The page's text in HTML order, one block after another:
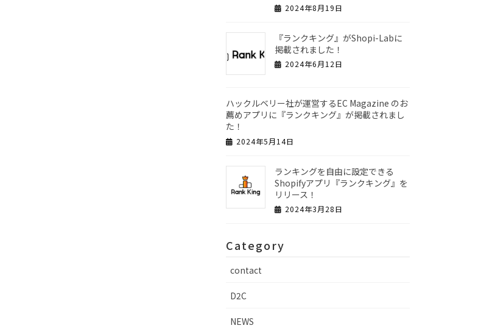
2024年8月19日
『ランクキング』がShopi-Labに
掲載されました！
2024年6月12日
ハックルベリー社が運営するEC Magazine のお
薦めアプリに『ランクキング』が掲載されまし
た！
2024年5月14日
ランキングを自由に設定できる
Shopifyアプリ『ランクキング』を
リリース！
2024年3月28日
Category
contact
D2C
NEWS